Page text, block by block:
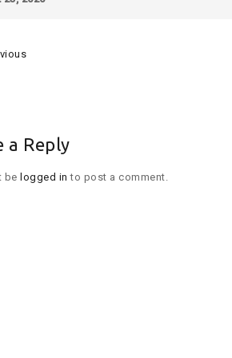
a Reply
be logged in to post a comment.